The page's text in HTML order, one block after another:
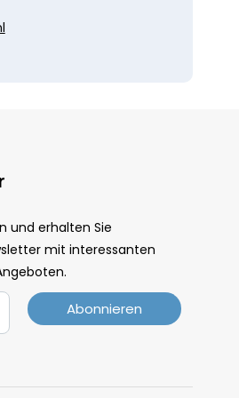
und erhalten Sie
mit interessanten
Abonnieren